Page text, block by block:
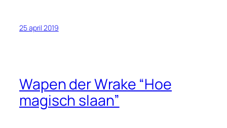
25 april 2019
Wapen der Wrake “Hoe
magisch slaan”